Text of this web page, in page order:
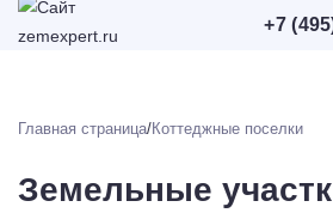
+7
Главная страница Коттеджные поселки
Земельные